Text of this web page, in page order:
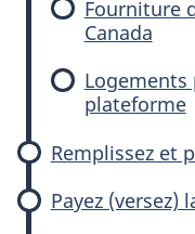
Fourniture
Canada
plateforme
Remplissez et
Payez (versez)